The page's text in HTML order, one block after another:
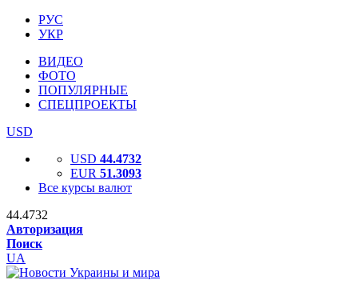
РУС
УКР
ВИДЕО
ФОТО
ПОПУЛЯРНЫЕ
СПЕЦПРОЕКТЫ
USD
USD 44.4732
EUR 51.3093
Все курсы валют
44.4732
Авторизация
Поиск
UA